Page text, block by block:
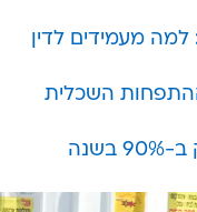
למה מעמידים לדין
השכלית
דוח: מספר בני הנוער העניים זינק ב-90% בשנה